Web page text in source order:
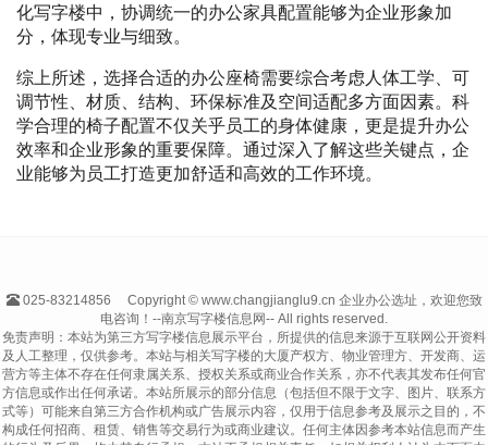
化写字楼中，协调统一的办公家具配置能够为企业形象加
分，体现专业与细致。
综上所述，选择合适的办公座椅需要综合考虑人体工学、可
调节性、材质、结构、环保标准及空间适配多方面因素。科
学合理的椅子配置不仅关乎员工的身体健康，更是提升办公
效率和企业形象的重要保障。通过深入了解这些关键点，企
业能够为员工打造更加舒适和高效的工作环境。
025-83214856
Copyright © www.changjianglu9.cn 企业办公选址，欢迎您致
电咨询！--南京写字楼信息网-- All rights reserved.
免责声明：本站为第三方写字楼信息展示平台，所提供的信息来源于互联网公开资料
及人工整理，仅供参考。本站与相关写字楼的大厦产权方、物业管理方、开发商、运
营方等主体不存在任何隶属关系、授权关系或商业合作关系，亦不代表其发布任何官
方信息或作出任何承诺。本站所展示的部分信息（包括但不限于文字、图片、联系方
式等）可能来自第三方合作机构或广告展示内容，仅用于信息参考及展示之目的，不
构成任何招商、租赁、销售等交易行为或商业建议。任何主体因参考本站信息而产生